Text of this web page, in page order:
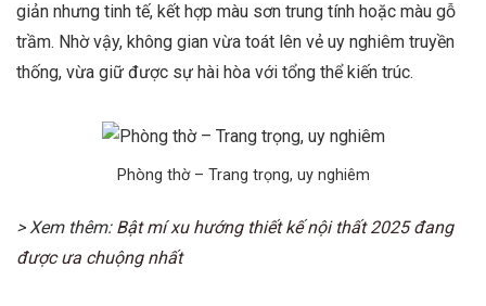
giản nhưng tinh tế, kết hợp màu sơn trung tính hoặc màu gỗ
trầm. Nhờ vậy, không gian vừa toát lên vẻ uy nghiêm truyền
thống, vừa giữ được sự hài hòa với tổng thể kiến trúc.
Phòng thờ – Trang trọng, uy nghiêm
> Xem thêm: Bật mí xu hướng thiết kế nội thất 2025 đang
được ưa chuộng nhất